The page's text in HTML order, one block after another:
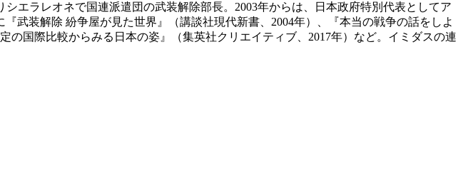
エラレオネで国連派遣団の武装解除部長。2003年からは、日本政府特別代表としてア
武装解除 紛争屋が見た世界』（講談社現代新書、2004年）、『本当の戦争の話をしよ
国際比較からみる日本の姿』（集英社クリエイティブ、2017年）など。 イミダスの連